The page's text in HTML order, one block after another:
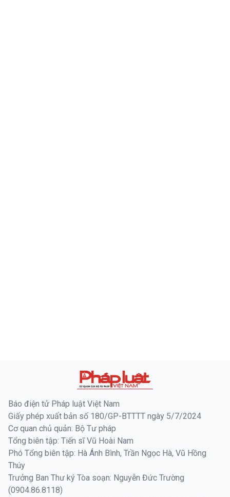
Báo điện tử Pháp luật Việt Nam
Giấy phép xuất bản số 180/GP-BTTTT ngày 5/7/2024
Cơ quan chủ quản: Bộ Tư pháp
Tổng biên tập: Tiến sĩ Vũ Hoài Nam
Phó Tổng biên tập: Hà Ánh Bình, Trần Ngọc Hà, Vũ Hồng
Thúy
Trưởng Ban Thư ký Tòa soạn: Nguyễn Đức Trường
(0904.86.8118)